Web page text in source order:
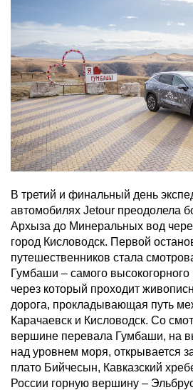
В третий и финальный день
автомобилях Jetour преодолела
Архыза до Минеральных вод
город Кисловодск. Первой
путешественников стала
Гумбаши – самого
через который проходит
дорога, прокладывающая путь
Карачаевск и Кисловодск. Со
вершине перевала Гумбаши, на
над уровнем моря, открывается
плато Бийчесын, Кавказский
России горную вершину –